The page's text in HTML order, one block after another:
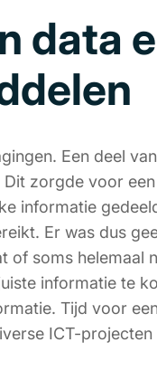
data
Een deel
zorgde voor
informatie
Er was dus
soms helemaal
informatie te
Tijd voor
ICT-